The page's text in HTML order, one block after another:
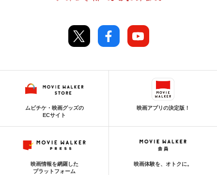
ムビチケ・映画グッズの
ECサイト
映画アプリの決定版！
映画情報を網羅した
プラットフォーム
映画体験を、オトクに。